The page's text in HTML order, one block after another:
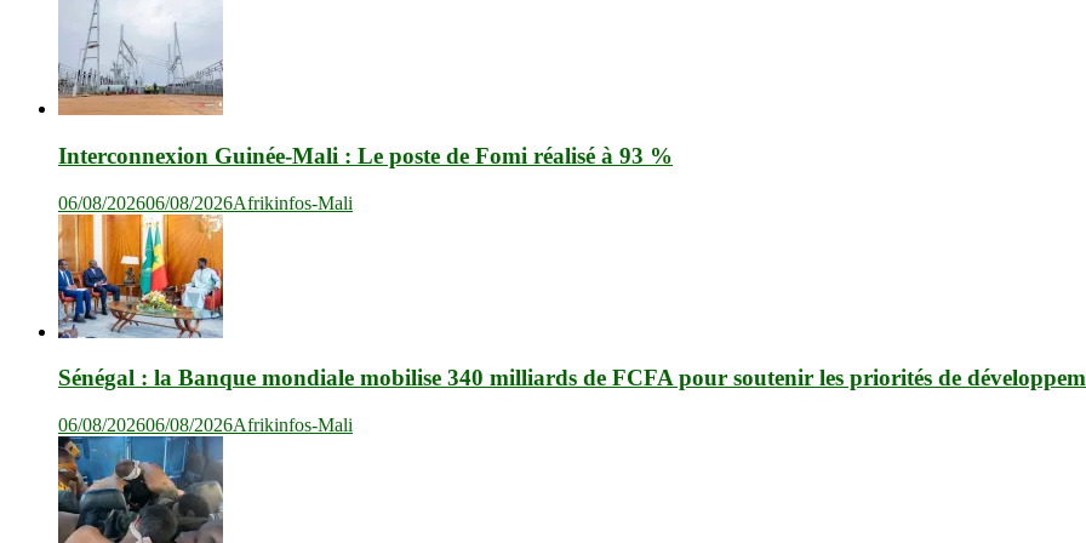
Interconnexion Guinée-Mali : Le poste de Fomi réalisé à 93 %
06/08/202606/08/2026Afrikinfos-Mali
Sénégal : la Banque mondiale mobilise 340 milliards de FCFA pour soutenir les priorités de
06/08/202606/08/2026Afrikinfos-Mali